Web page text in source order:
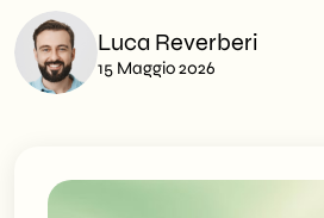
Luca Reverberi
15 Maggio 2026